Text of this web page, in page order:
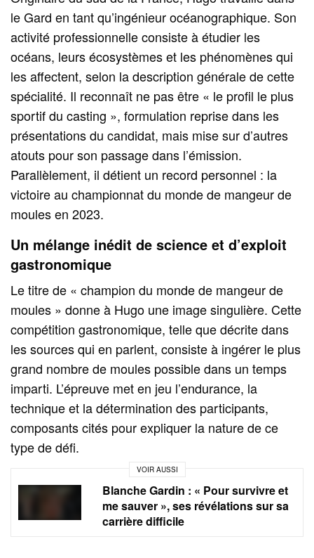
le Gard en tant qu’ingénieur océanographique. Son
activité professionnelle consiste à étudier les
océans, leurs écosystèmes et les phénomènes qui
les affectent, selon la description générale de cette
spécialité. Il reconnaît ne pas être « le profil le plus
sportif du casting », formulation reprise dans les
présentations du candidat, mais mise sur d’autres
atouts pour son passage dans l’émission.
Parallèlement, il détient un record personnel : la
victoire au championnat du monde de mangeur de
moules en 2023.
Un mélange inédit de science et d’exploit
gastronomique
Le titre de « champion du monde de mangeur de
moules » donne à Hugo une image singulière. Cette
compétition gastronomique, telle que décrite dans
les sources qui en parlent, consiste à ingérer le plus
grand nombre de moules possible dans un temps
imparti. L’épreuve met en jeu l’endurance, la
technique et la détermination des participants,
composants cités pour expliquer la nature de ce
type de défi.
VOIR AUSSI
Blanche Gardin : « Pour survivre et
me sauver », ses révélations sur sa
carrière difficile